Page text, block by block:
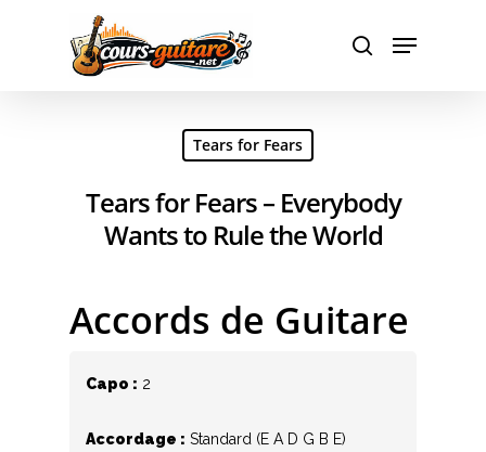
Hit enter to search or ESC to close
Tears for Fears
Tears for Fears – Everybody
Wants to Rule the World
Accords de Guitare
Capo : 2
Accordage : Standard (E A D G B E)